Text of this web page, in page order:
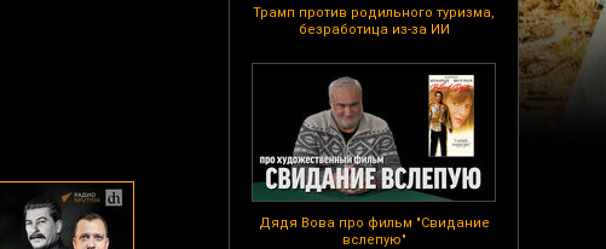
Трамп против родильного туризма,
безработица из-за ИИ
Дядя Вова про фильм "Свидание
вслепую"